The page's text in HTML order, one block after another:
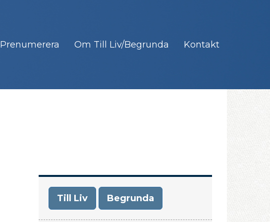
Prenumerera Om Till Liv/Begrunda Kontakt
Till Liv Begrunda